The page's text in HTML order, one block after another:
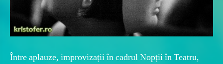
Între aplauze, improvizații în cadrul Nopții în Teatru,